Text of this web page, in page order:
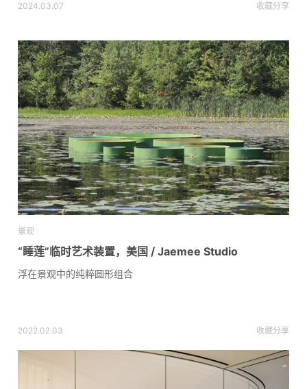
2024.03.07 收藏分享
景观
“睡莲”临时艺术装置，美国 / Jaemee Studio
浮在景观中的纯粹圆形组合
2022.02.03 收藏分享